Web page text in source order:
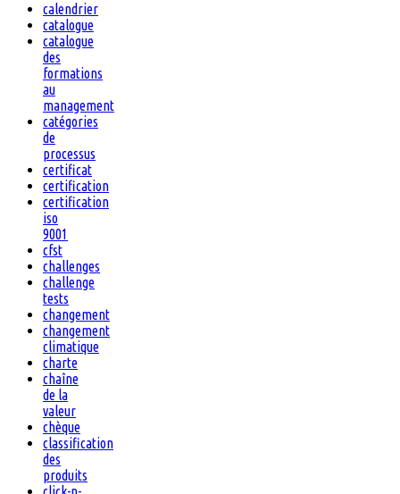
calendrier
catalogue
catalogue
des
formations
au
management
catégories
de
processus
certificat
certification
certification
iso
9001
cfst
challenges
challenge
tests
changement
changement
climatique
charte
chaîne
de la
valeur
chèque
classification
des
produits